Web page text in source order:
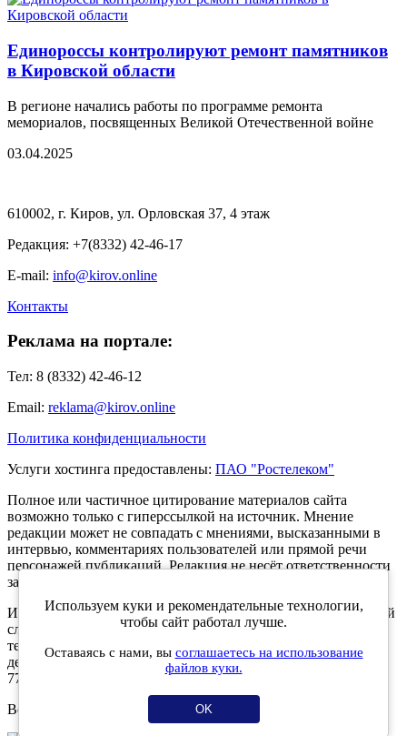
Единороссы контролируют ремонт памятников
в Кировской области
В регионе начались работы по программе ремонта
мемориалов, посвященных Великой Отечественной войне
03.04.2025
610002, г. Киров, ул. Орловская 37, 4 этаж
Редакция: +7(8332) 42-46-17
E-mail: info@kirov.online
Контакты
Реклама на портале:
Тел: 8 (8332) 42-46-12
Email: reklama@kirov.online
Политика конфиденциальности
Услуги хостинга предоставлены: ПАО "Ростелеком"
Полное или частичное цитирование материалов сайта
возможно только с гиперссылкой на источник. Мнение
редакции может не совпадать с мнениями, высказанными в
интервью, комментариях пользователей или прямой речи
персонажей публикаций. Редакция не несёт ответственности
за текст комментариев читателей.
Интернет-портал Kirov.online зарегистрирован в Федеральной
службе по надзору в сфере связи, информационных
технологий и массовых коммуникаций (Роскомнадзор) 5
декабря 2019 года. Регистрационный номер ЭЛ № ФС 77 -
77189.
Возрастное ограничение 12+
Используем куки и рекомендательные технологии,
чтобы сайт работал лучше.
Оставаясь с нами, вы соглашаетесь на использование
файлов куки.
OK